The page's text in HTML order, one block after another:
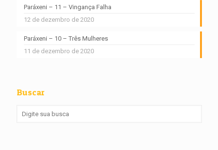
Paráxeni – 11 – Vingança Falha
12 de dezembro de 2020
Paráxeni – 10 – Três Mulheres
11 de dezembro de 2020
Buscar